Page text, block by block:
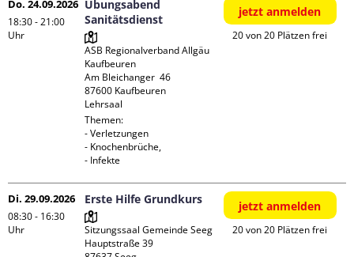
Do. 24.09.2026
18:30 - 21:00
Uhr
Übungsabend
Sanitätsdienst
ASB Regionalverband Allgäu
Kaufbeuren
Am Bleichanger  46
87600 Kaufbeuren
Lehrsaal
Themen:
- Verletzungen
- Knochenbrüche,
- Infekte
jetzt anmelden
20 von 20 Plätzen frei
Di. 29.09.2026
08:30 - 16:30
Uhr
Erste Hilfe Grundkurs
Sitzungssaal Gemeinde Seeg
Hauptstraße 39
jetzt anmelden
20 von 20 Plätzen frei